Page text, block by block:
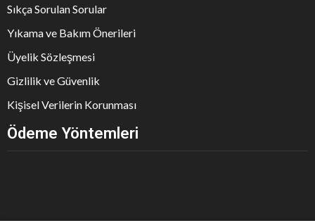
Sıkça Sorulan Sorular
Yıkama ve Bakım Önerileri
Üyelik Sözleşmesi
Gizlilik ve Güvenlik
Kişisel Verilerin Korunması
Ödeme Yöntemleri